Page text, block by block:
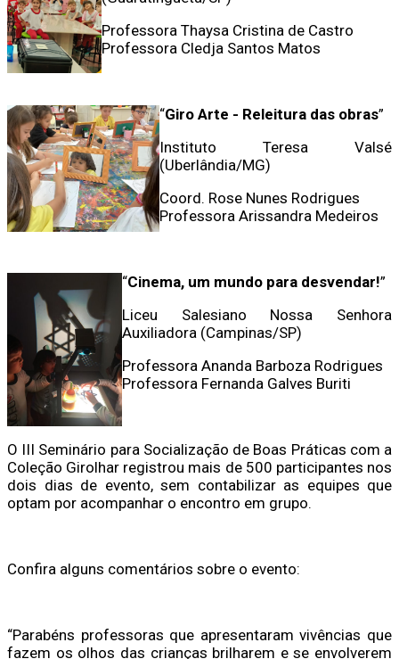
Professora Thaysa Cristina de Castro
Professora Cledja Santos Matos
“Giro Arte - Releitura das obras”
Instituto Teresa Valsé
(Uberlândia/MG)
Coord. Rose Nunes Rodrigues
Professora Arissandra Medeiros
“Cinema, um mundo para desvendar!”
Liceu Salesiano Nossa Senhora
Auxiliadora (Campinas/SP)
Professora Ananda Barboza Rodrigues
Professora Fernanda Galves Buriti
O III Seminário para Socialização de Boas Práticas com a
Coleção Girolhar registrou mais de 500 participantes nos
dois dias de evento, sem contabilizar as equipes que
optam por acompanhar o encontro em grupo.
Confira alguns comentários sobre o evento:
“Parabéns professoras que apresentaram vivências que
fazem os olhos das crianças brilharem e se envolverem